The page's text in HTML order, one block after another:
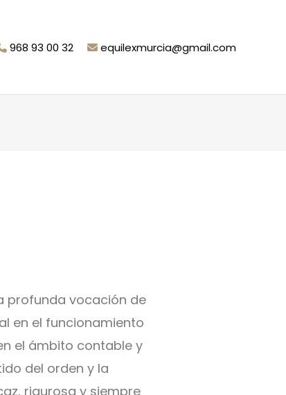
968 93 00 32 equilexmurcia@gmail.com
profunda vocación de
en el funcionamiento
el ámbito contable y
del orden y la
rigurosa y siempre